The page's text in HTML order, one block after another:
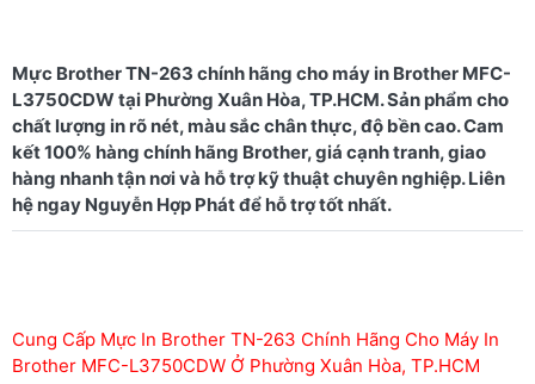
Mực Brother TN-263 chính hãng cho máy in Brother MFC-
L3750CDW tại Phường Xuân Hòa, TP.HCM. Sản phẩm cho
chất lượng in rõ nét, màu sắc chân thực, độ bền cao. Cam
kết 100% hàng chính hãng Brother, giá cạnh tranh, giao
hàng nhanh tận nơi và hỗ trợ kỹ thuật chuyên nghiệp. Liên
Cung Cấp Mực In Brother TN-263 Chính Hãng Cho Máy In
Brother MFC-L3750CDW Ở Phường Xuân Hòa, TP.HCM